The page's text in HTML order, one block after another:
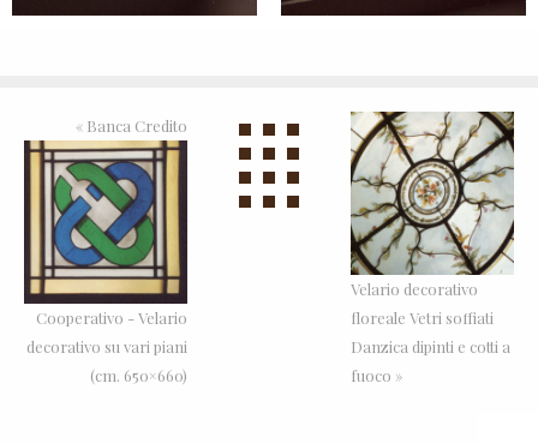
« Banca Credito
Cooperativo - Velario
decorativo su vari piani
(cm. 650×660)
Velario decorativo
floreale Vetri soffiati
Danzica dipinti e cotti a
fuoco »